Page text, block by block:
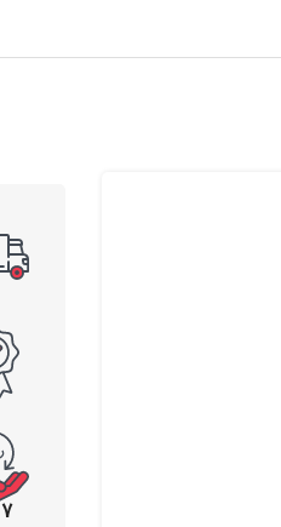
7 روز ضمانت بازگشت